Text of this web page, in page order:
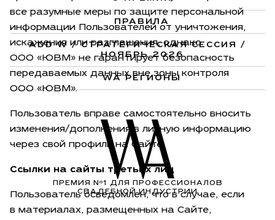
все разумные меры по защите персональной
информации Пользователей от уничтожения,
искажения или разглашения, однако
ООО «ЮВМ» не гарантирует безопасность
передаваемых данных вне зоны контроля
ООО «ЮВМ».
Пользователь вправе самостоятельно вносить
изменения/дополнения в личную информацию
через свой профиль на Сайте.
Ссылки на сайты третьих лиц
Пользователь осведомлен, что в случае, если
в материалах, размещенных на Сайте,
ПРАВИЛА
ADD W / СТРАТЕГИЧЕСКАЯ СЕССИЯ /
НОЯБРЬ 2026
WA РЕГИОНЫ
ПРЕМИЯ Nº1 ДЛЯ ПРОФЕССИОНАЛОВ
СВАДЕБНОЙ ИНДУСТРИИ